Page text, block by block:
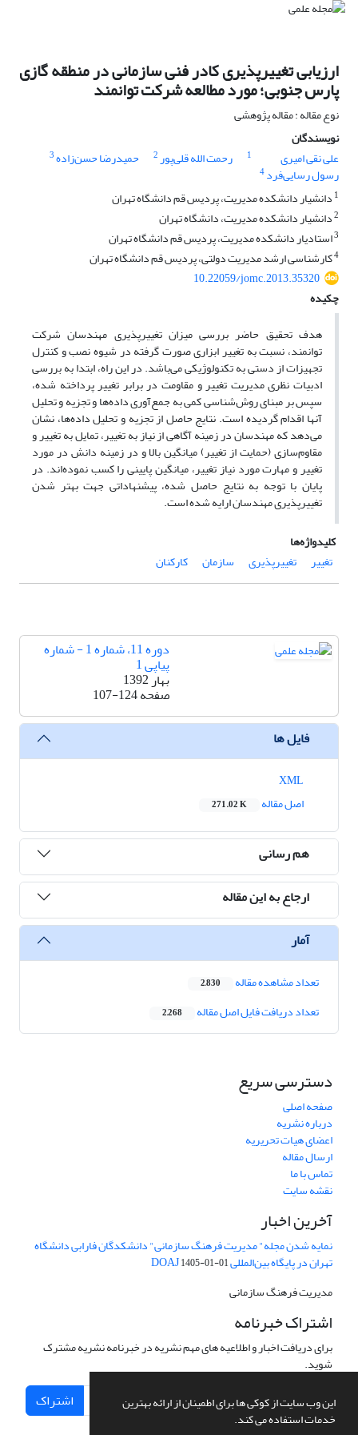
این وب سایت از کوکی ها برای اطمینان از ارائه بهترین
خدمات استفاده می کند.
ارزیابی تغییرپذیری کادر فنی سازمانی در منطقه گازی
پارس جنوبی؛ مورد مطالعه شرکت توانمند
نوع مقاله : مقاله پژوهشی
نویسندگان
علی نقی امیری
1 رحمت الله قلی‌پور2 حمیدرضا حسن‌زاده3
رسول رسایی‌فرد4
1 دانشیار دانشکده مدیریت، پردیس قم دانشگاه تهران
2دانشیار دانشکده مدیریت، دانشگاه تهران
3استادیار دانشکده مدیریت، پردیس قم دانشگاه تهران
4کارشناسی ارشد مدیریت دولتی، پردیس قم دانشگاه تهران
10.22059/jomc.2013.35320
چکیده
هدف تحقیق حاضر بررسی میزان تغییرپذیری مهندسان شرکت
توانمند، نسبت به تغییر ابزاری صورت گرفته در شیوه نصب و کنترل
تجهیزات از دستی به تکنولوژیکی می‌باشد. در این راه، ابتدا به بررسی
ادبیات نظری مدیریت تغییر و مقاومت در برابر تغییر پرداخته شده،
سپس بر مبنای روش‌شناسی کمی به جمع‌آوری داده‌ها و تجزیه و تحلیل
آنها اقدام گردیده است. نتایج حاصل از تجزیه و تحلیل داده‌ها، نشان
می‌دهد که مهندسان در زمینه آگاهی از نیاز به تغییر، تمایل به تغییر و
مقاوم‌سازی (حمایت از تغییر) میانگین بالا و در زمینه دانش در مورد
تغییر و مهارت مورد نیاز تغییر، میانگین پایینی را کسب نموده‌اند. در
پایان با توجه به نتایج حاصل شده، پیشنهاداتی جهت بهتر شدن
تغییرپذیری مهندسان ارایه شده است.
کلیدواژه‌ها
تغییر
تغییرپذیری سازمان کارکنان
دوره 11، شماره 1 - شماره
پیاپی 1
بهار 1392
صفحه107-124
فایل ها
اصل مقاله
271.02 K
هم رسانی
ارجاع به این مقاله
آمار
تعداد مشاهده مقاله 2,830
تعداد دریافت فایل اصل مقاله 2,268
دسترسی سریع
صفحه اصلی
درباره نشریه
اعضای هیات تحریریه
ارسال مقاله
تماس با ما
نقشه سایت
آخرین اخبار
نمایه شدن مجله" مدیریت فرهنگ سازمانی" دانشکدگان فارابی دانشگاه
تهران در پایگاه بین‌المللی DOAJ1405-01-01
مدیریت فرهنگ سازمانی
اشتراک خبرنامه
برای دریافت اخبار و اطلاعیه های مهم نشریه در خبرنامه نشریه مشترک
شوید.
اشتراک